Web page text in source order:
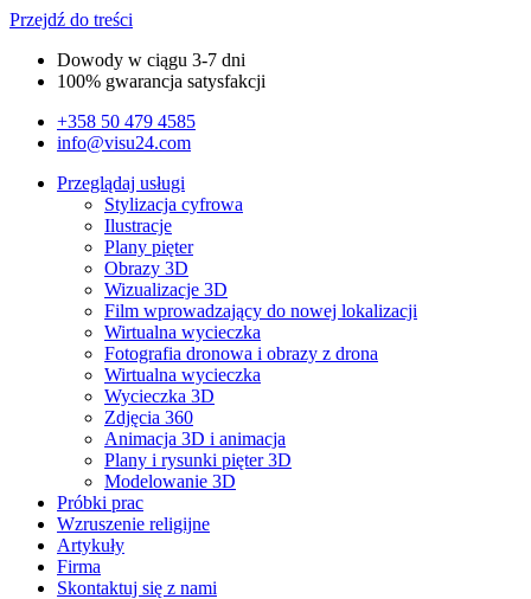
Przejdź do treści
Dowody w ciągu 3-7 dni
100% gwarancja satysfakcji
+358 50 479 4585
info@visu24.com
Przeglądaj usługi
Stylizacja cyfrowa
Ilustracje
Plany pięter
Obrazy 3D
Wizualizacje 3D
Film wprowadzający do nowej lokalizacji
Wirtualna wycieczka
Fotografia dronowa i obrazy z drona
Wirtualna wycieczka
Wycieczka 3D
Zdjęcia 360
Animacja 3D i animacja​
Plany i rysunki pięter 3D​
Modelowanie 3D
Próbki prac
Wzruszenie religijne
Artykuły
Firma
Skontaktuj się z nami